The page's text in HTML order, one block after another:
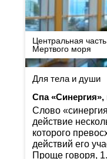
Центральная
Мертвого моря
Для тела и души
Спа «Синергия»,
Слово
действие
которого
действий его
Проще говоря,